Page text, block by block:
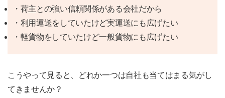
・荷主との強い信頼関係がある会社だから
・利用運送をしていたけど実運送にも広げたい
・軽貨物をしていたけど一般貨物にも広げたい
こうやって見ると、どれか一つは自社も当てはまる気がし
てきませんか？